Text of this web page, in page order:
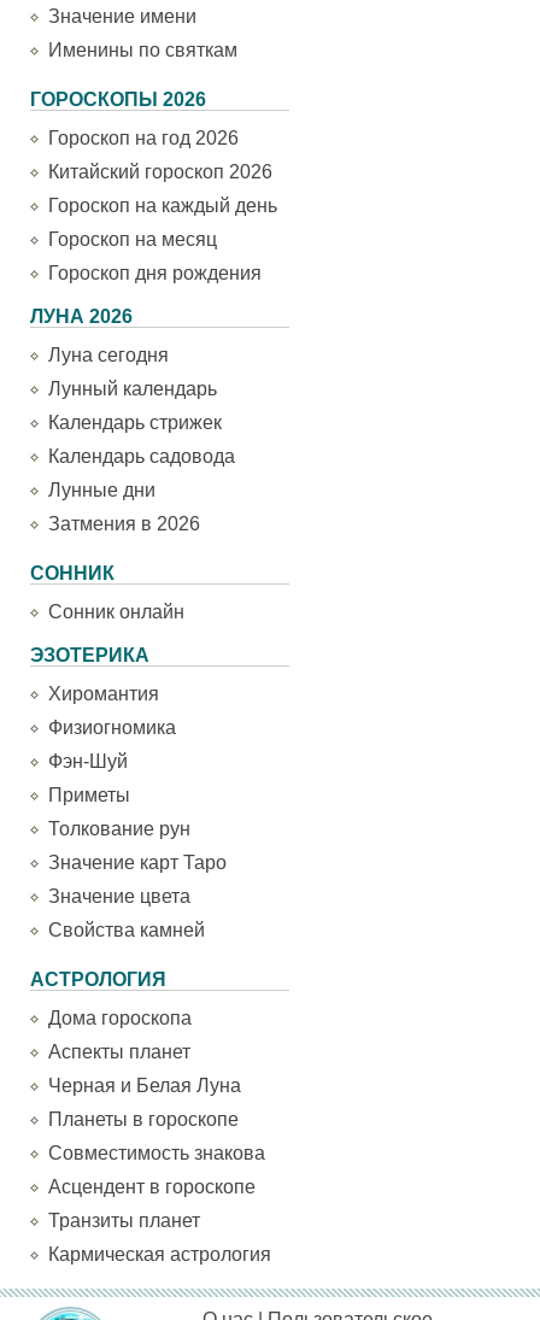
Значение имени
Именины по святкам
ГОРОСКОПЫ 2026
Гороскоп на год 2026
Китайский гороскоп 2026
Гороскоп на каждый день
Гороскоп на месяц
Гороскоп дня рождения
ЛУНА 2026
Луна сегодня
Лунный календарь
Календарь стрижек
Календарь садовода
Лунные дни
Затмения в 2026
СОННИК
Сонник онлайн
ЭЗОТЕРИКА
Хиромантия
Физиогномика
Фэн-Шуй
Приметы
Толкование рун
Значение карт Таро
Значение цвета
Свойства камней
АСТРОЛОГИЯ
Дома гороскопа
Аспекты планет
Черная и Белая Луна
Планеты в гороскопе
Совместимость знакова
Асцендент в гороскопе
Транзиты планет
Кармическая астрология